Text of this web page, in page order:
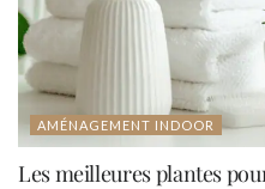
AMÉNAGEMENT INDOOR
Les meilleures plantes